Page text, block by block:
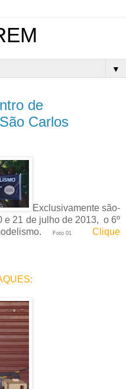
▼
de
Carlos
Exclusivamente são-
e 21 de julho de 2013, o 6º
Foto 01
Clique